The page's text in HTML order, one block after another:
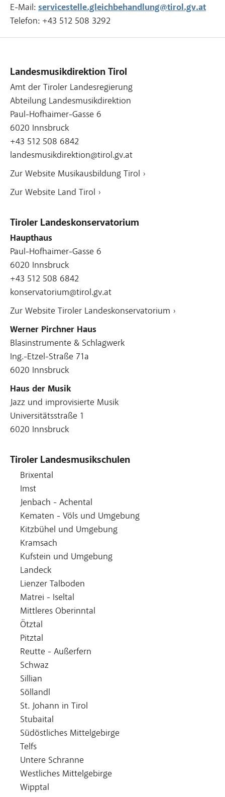
E-Mail: servicestelle.gleichbehandlung@tirol.gv.at
Telefon: +43 512 508 3292
Landesmusikdirektion Tirol
Amt der Tiroler Landesregierung
Abteilung Landesmusikdirektion
Paul-Hofhaimer-Gasse 6
6020 Innsbruck
+43 512 508 6842
landesmusikdirektion@tirol.gv.at
Zur Website Musikausbildung Tirol ›
Zur Website Land Tirol ›
Tiroler Landeskonservatorium
Haupthaus
Paul-Hofhaimer-Gasse 6
6020 Innsbruck
+43 512 508 6842
konservatorium@tirol.gv.at
Zur Website Tiroler Landeskonservatorium ›
Werner Pirchner Haus
Blasinstrumente & Schlagwerk
Ing.-Etzel-Straße 71a
6020 Innsbruck
Haus der Musik
Jazz und improvisierte Musik
Universitätsstraße 1
6020 Innsbruck
Tiroler Landesmusikschulen
Brixental
Imst
Jenbach - Achental
Kematen - Völs und Umgebung
Kitzbühel und Umgebung
Kramsach
Kufstein und Umgebung
Landeck
Lienzer Talboden
Matrei - Iseltal
Mittleres Oberinntal
Ötztal
Pitztal
Reutte - Außerfern
Schwaz
Sillian
Söllandl
St. Johann in Tirol
Stubaital
Südöstliches Mittelgebirge
Telfs
Untere Schranne
Westliches Mittelgebirge
Wipptal